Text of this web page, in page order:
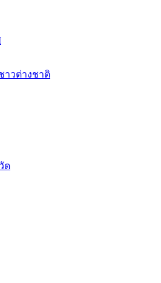
าวต่างชาติ
ด